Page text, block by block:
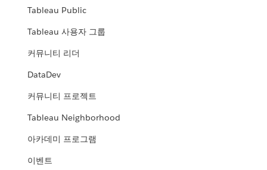
Tableau Public
Tableau 사용자 그룹
커뮤니티 리더
DataDev
커뮤니티 프로젝트
Tableau Neighborhood
아카데미 프로그램
이벤트